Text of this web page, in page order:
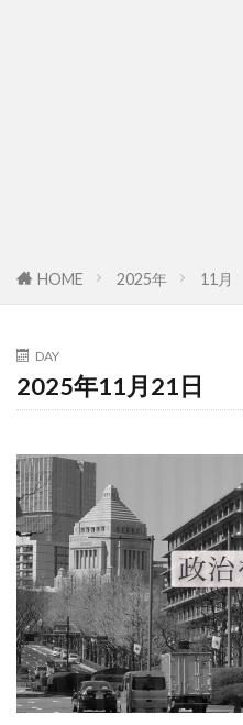
HOME 2025年 11月
DAY
2025年11月21日